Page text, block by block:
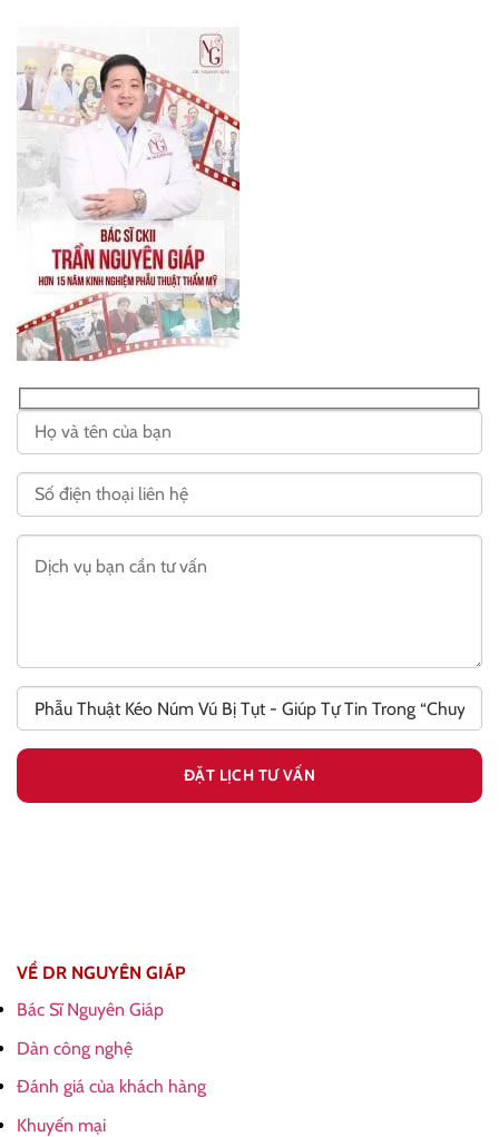
VỀ DR NGUYÊN GIÁP
Bác Sĩ Nguyên Giáp
Dàn công nghệ
Đánh giá của khách hàng
Khuyến mại